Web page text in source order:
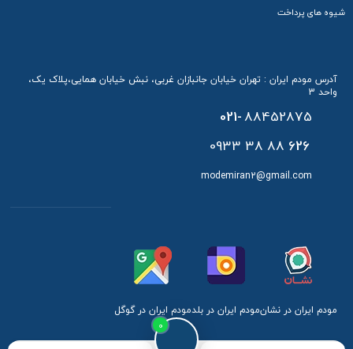
0
شیوه های پرداخت
آدرس مودم ایران : تهران خیابان جانبازان غربی، نبش خیابان همایی،پلاک یک،
واحد 3
021-88452875
626
88 38 0933
modemiran2@gmail.com
مودم ایران در نشانمودم ایران در بلدمودم ایران در گوگل